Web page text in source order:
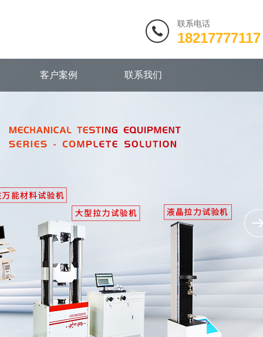
联系电话
18217777117
客户案例 联系我们